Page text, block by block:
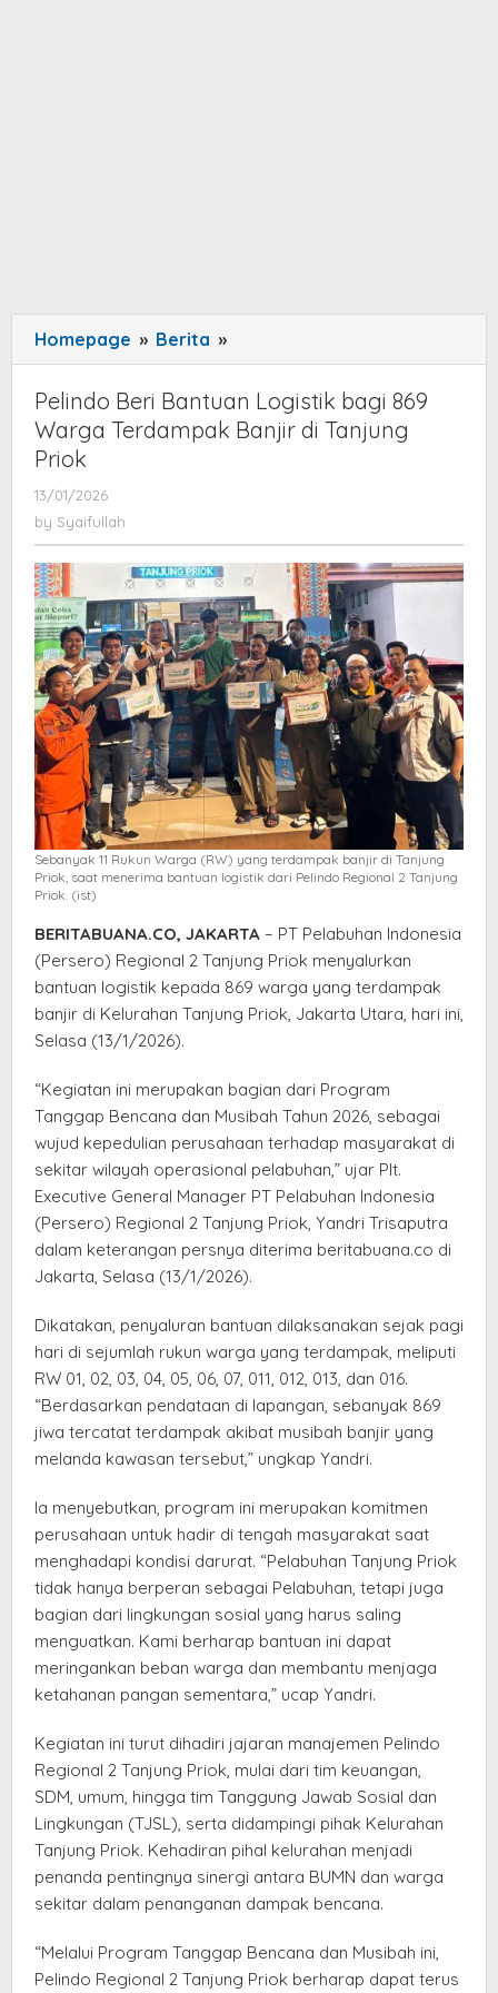
Homepage » Berita »
Beri
Bantuan
Logistik
Banjir
di
Tanjung
Priok
Pelindo Beri Bantuan Logistik bagi 869
Warga Terdampak Banjir di Tanjung
Priok
13/01/2026
Syaifullah
by Syaifullah
Sebanyak 11 Rukun Warga (RW) yang terdampak banjir di Tanjung
Priok, saat menerima bantuan logistik dari Pelindo Regional 2 Tanjung
Priok. (ist)
BERITABUANA.CO, JAKARTA – PT Pelabuhan Indonesia
(Persero) Regional 2 Tanjung Priok menyalurkan
bantuan logistik kepada 869 warga yang terdampak
banjir di Kelurahan Tanjung Priok, Jakarta Utara, hari ini,
Selasa (13/1/2026).
“Kegiatan ini merupakan bagian dari Program
Tanggap Bencana dan Musibah Tahun 2026, sebagai
wujud kepedulian perusahaan terhadap masyarakat di
sekitar wilayah operasional pelabuhan,” ujar Plt.
Executive General Manager PT Pelabuhan Indonesia
(Persero) Regional 2 Tanjung Priok, Yandri Trisaputra
dalam keterangan persnya diterima beritabuana.co di
Jakarta, Selasa (13/1/2026).
Dikatakan, penyaluran bantuan dilaksanakan sejak pagi
hari di sejumlah rukun warga yang terdampak, meliputi
RW 01, 02, 03, 04, 05, 06, 07, 011, 012, 013, dan 016.
“Berdasarkan pendataan di lapangan, sebanyak 869
jiwa tercatat terdampak akibat musibah banjir yang
melanda kawasan tersebut,” ungkap Yandri.
Ia menyebutkan, program ini merupakan komitmen
perusahaan untuk hadir di tengah masyarakat saat
menghadapi kondisi darurat. “Pelabuhan Tanjung Priok
tidak hanya berperan sebagai Pelabuhan, tetapi juga
bagian dari lingkungan sosial yang harus saling
menguatkan. Kami berharap bantuan ini dapat
meringankan beban warga dan membantu menjaga
ketahanan pangan sementara,” ucap Yandri.
Kegiatan ini turut dihadiri jajaran manajemen Pelindo
Regional 2 Tanjung Priok, mulai dari tim keuangan,
SDM, umum, hingga tim Tanggung Jawab Sosial dan
Lingkungan (TJSL), serta didampingi pihak Kelurahan
Tanjung Priok. Kehadiran pihal kelurahan menjadi
penanda pentingnya sinergi antara BUMN dan warga
sekitar dalam penanganan dampak bencana.
“Melalui Program Tanggap Bencana dan Musibah ini,
Pelindo Regional 2 Tanjung Priok berharap dapat terus